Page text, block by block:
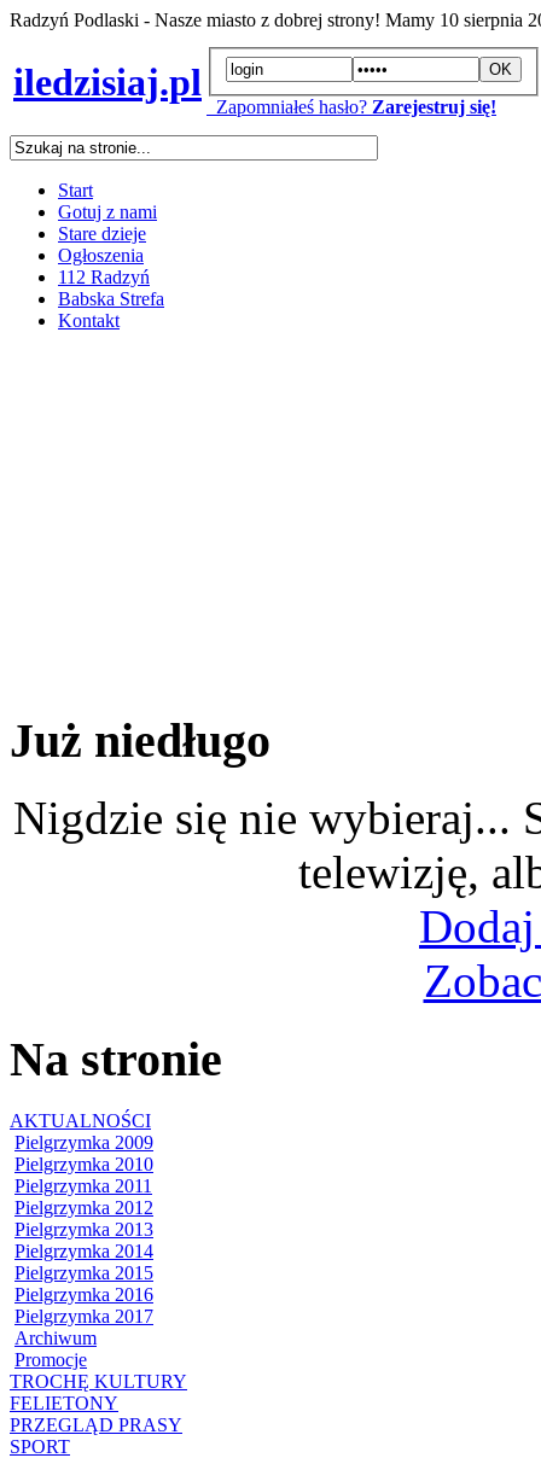
Radzyń Podlaski - Nasze miasto z dobrej strony! Mamy 10 sierpnia
iledzisiaj.pl
Zapomniałeś hasło? Zarejestruj się!
Start
Gotuj z nami
Stare dzieje
Ogłoszenia
112 Radzyń
Babska Strefa
Kontakt
Już niedługo
Nigdzie się nie wybieraj...
telewizję,
Na stronie
AKTUALNOŚCI
Pielgrzymka 2009
Pielgrzymka 2010
Pielgrzymka 2011
Pielgrzymka 2012
Pielgrzymka 2013
Pielgrzymka 2014
Pielgrzymka 2015
Pielgrzymka 2016
Pielgrzymka 2017
Archiwum
Promocje
TROCHĘ KULTURY
FELIETONY
PRZEGLĄD PRASY
SPORT